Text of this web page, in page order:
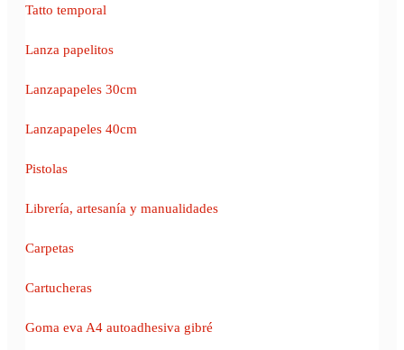
Tatto temporal
Lanza papelitos
Lanzapapeles 30cm
Lanzapapeles 40cm
Pistolas
Librería, artesanía y manualidades
Carpetas
Cartucheras
Goma eva A4 autoadhesiva gibré